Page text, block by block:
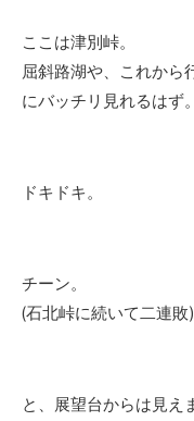
ここは津別峠。
屈斜路湖や、これから
にバッチリ見れるはず。
ドキドキ。
チーン。
(石北峠に続いて二連敗)
と、展望台からは見え